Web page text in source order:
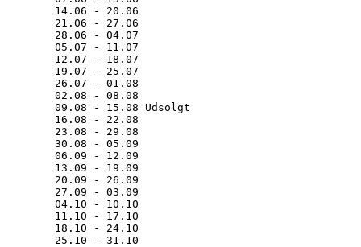
14.06 - 20.06
21.06 - 27.06
28.06 - 04.07
05.07 - 11.07
12.07 - 18.07
19.07 - 25.07
26.07 - 01.08
02.08 - 08.08
09.08 - 15.08 Udsolgt
16.08 - 22.08
23.08 - 29.08
30.08 - 05.09
06.09 - 12.09
13.09 - 19.09
20.09 - 26.09
27.09 - 03.09
04.10 - 10.10
11.10 - 17.10
18.10 - 24.10
25.10 - 31.10